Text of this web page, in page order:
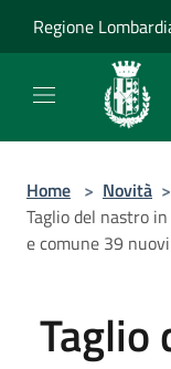
Regione
Home > Novità >
Taglio del nastro
e comune 39
Taglio